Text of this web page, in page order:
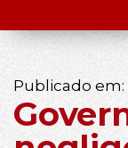
Publicado em: